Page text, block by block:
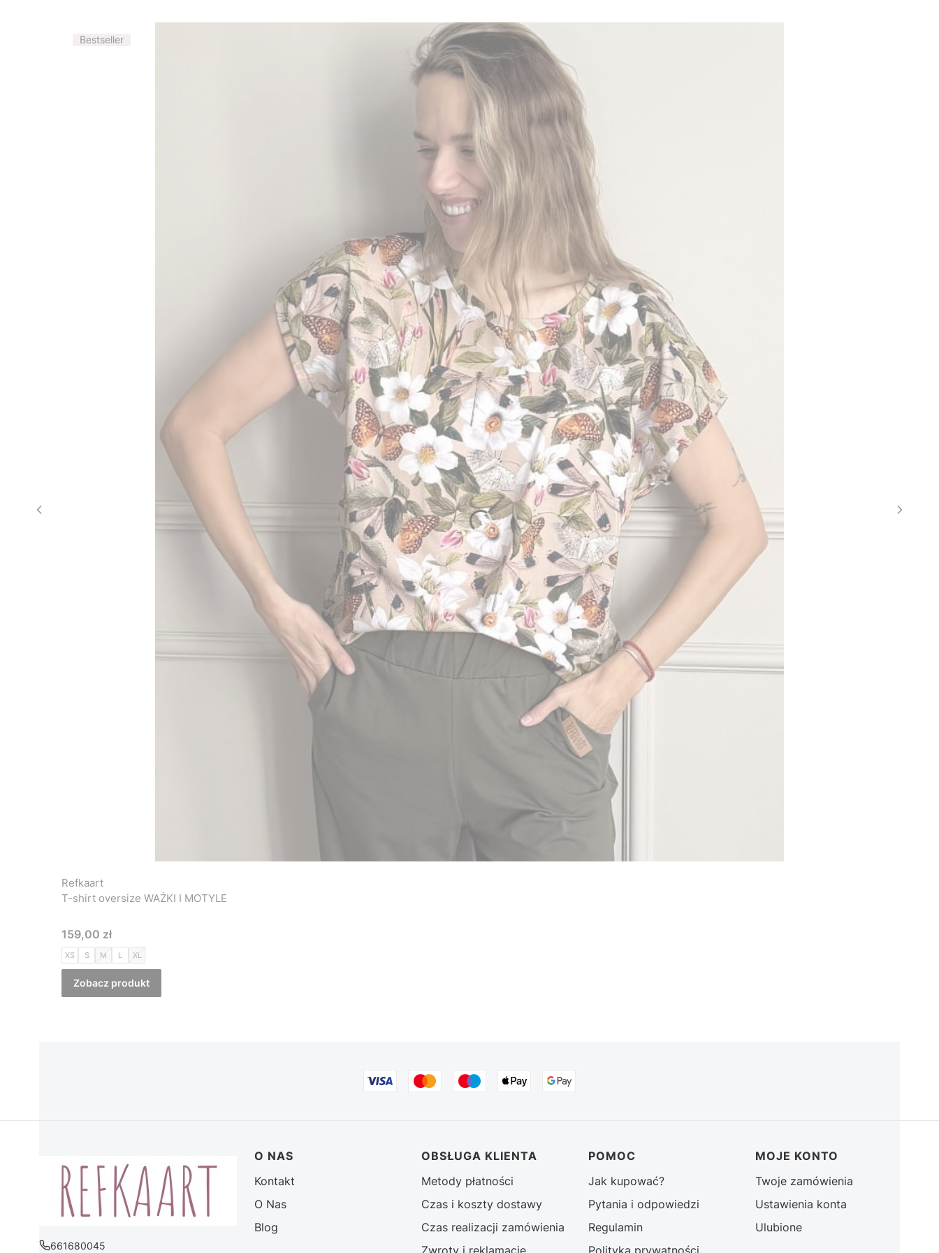
Bestseller
T-shirt oversize WAŻKI I MOTYLE
Refkaart
Cena
159,00 zł
XS S M L XL
Zobacz produkt
661680045
Linki w stopce
O NAS
Kontakt
O Nas
Blog
OBSŁUGA KLIENTA
Metody płatności
Czas i koszty dostawy
Czas realizacji zamówienia
POMOC
Jak kupować?
Pytania i odpowiedzi
Regulamin
MOJE KONTO
Twoje zamówienia
Ustawienia konta
Ulubione